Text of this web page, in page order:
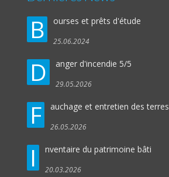
B ourses et prêts d'étude
25.06.2024
D anger d'incendie 5/5
29.05.2026
F auchage et entretien des terres
26.05.2026
I nventaire du patrimoine bâti
20.03.2026